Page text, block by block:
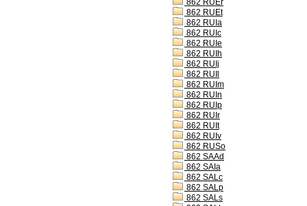
862 RUEr
862 RUEt
862 RUIa
862 RUIc
862 RUIe
862 RUIh
862 RUIj
862 RUIl
862 RUIm
862 RUIn
862 RUIp
862 RUIr
862 RUIt
862 RUIv
862 RUSo
862 SAAd
862 SAIa
862 SALc
862 SALp
862 SALs